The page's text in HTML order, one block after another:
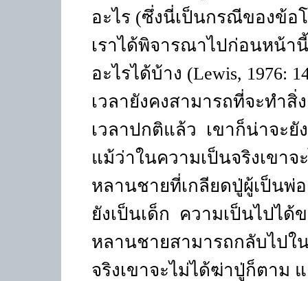
อะไร (ซึ่งนี่เป็นกรณีของข้อ
เราได้พิจารณาไปก่อนหน้า
อะไรได้บ้าง (Lewis, 1976:
เวลายังคงสามารถที่จะทำ
เวลาปกติแล้ว
เขาก็น่าจะยั
แม้ว่าในความเป็นจริงเขา
หลานชายที่เกลียดปู่ผู้เป็นพ่
ยังเป็นเด็ก
ความเป็นไปได้
หลานชายสามารถกลับไปใ
จริงเขาจะไม่ได้ฆ่าปู่ก็ตาม